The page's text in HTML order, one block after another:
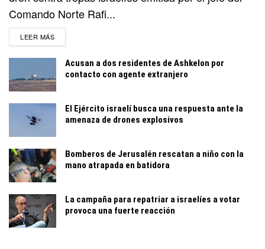
Comando Norte Rafi...
LEER MÁSDETAILS
Acusan a dos residentes de Ashkelon por
contacto con agente extranjero
El Ejército israelí busca una respuesta ante la
amenaza de drones explosivos
Bomberos de Jerusalén rescatan a niño con la
mano atrapada en batidora
La campaña para repatriar a israelíes a votar
provoca una fuerte reacción